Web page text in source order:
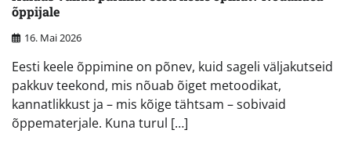
õppijale
16. Mai 2026
Eesti keele õppimine on põnev, kuid sageli väljakutseid
pakkuv teekond, mis nõuab õiget metoodikat,
kannatlikkust ja – mis kõige tähtsam – sobivaid
õppematerjale. Kuna turul […]